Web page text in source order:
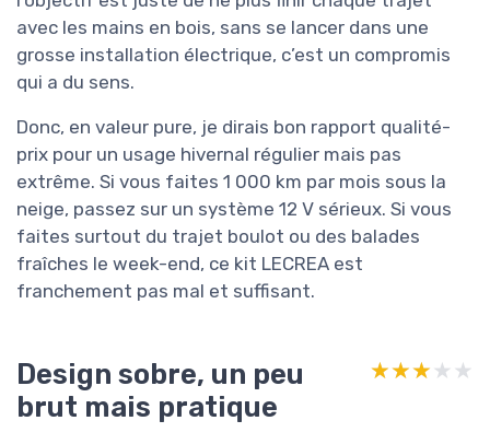
avec les mains en bois, sans se lancer dans une
grosse installation électrique, c’est un compromis
qui a du sens.
Donc, en valeur pure, je dirais bon rapport qualité-
prix pour un usage hivernal régulier mais pas
extrême. Si vous faites 1 000 km par mois sous la
neige, passez sur un système 12 V sérieux. Si vous
faites surtout du trajet boulot ou des balades
fraîches le week-end, ce kit LECREA est
franchement pas mal et suffisant.
Design sobre, un peu
brut mais pratique
★★★★★
★★★★★